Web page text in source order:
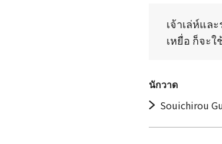
เจ้าเล่ห์แล
เหยื่อ ก็จะ
นักวาด
Souichirou